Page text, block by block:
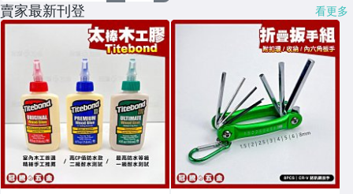
賣家最新刊登 看更多